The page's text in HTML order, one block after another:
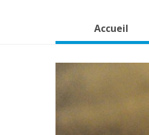
Accueil